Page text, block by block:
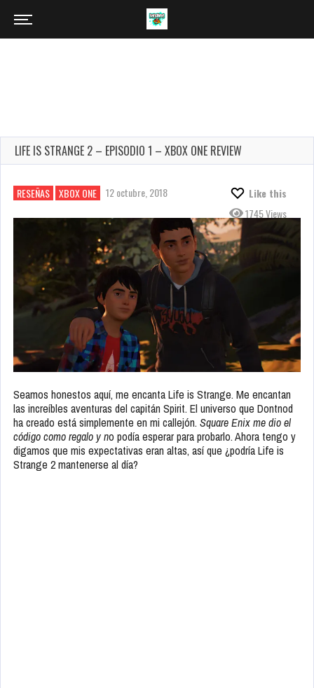
LIFE IS STRANGE 2 – EPISODIO 1 – XBOX ONE REVIEW
RESEÑAS XBOX ONE 12 octubre, 2018
Like this
1745 Views
Seamos honestos aquí, me encanta Life is Strange. Me encantan
las increíbles aventuras del capitán Spirit. El universo que Dontnod
ha creado está simplemente en mi callejón. Square Enix me dio el
código como regalo y no podía esperar para probarlo. Ahora tengo y
digamos que mis expectativas eran altas, así que ¿podría Life is
Strange 2 mantenerse al día?